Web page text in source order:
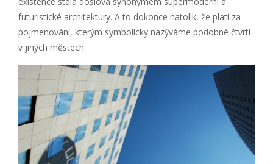
futuristické architektury. A to dokonce natolik, že platí za
pojmenování, kterým symbolicky nazýváme podobné čtvrti
v jiných městech.